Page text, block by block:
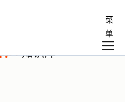
菜
单
知识库